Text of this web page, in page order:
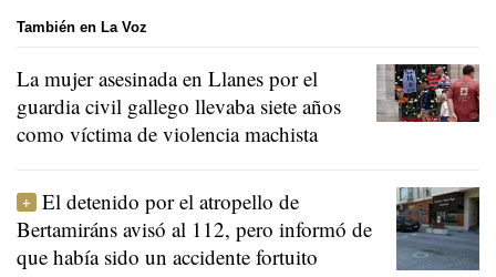
También en La Voz
La mujer asesinada en Llanes por el
guardia civil gallego llevaba siete años
como víctima de violencia machista
El detenido por el atropello de
Bertamiráns avisó al 112, pero informó de
que había sido un accidente fortuito